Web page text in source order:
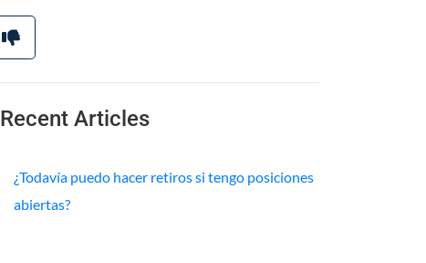
Recent Articles
¿Todavía puedo hacer retiros si tengo posiciones
abiertas?